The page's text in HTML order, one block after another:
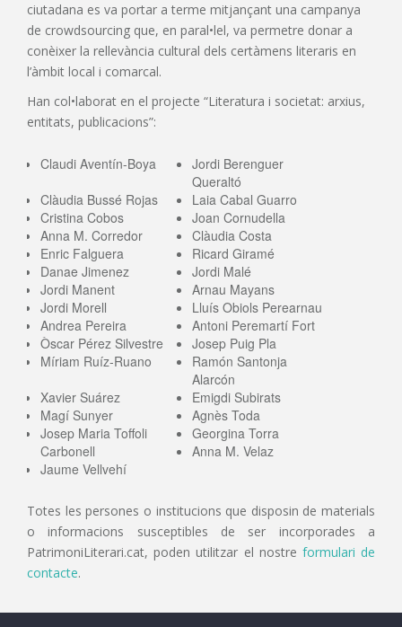
ciutadana es va portar a terme mitjançant una campanya
de crowdsourcing que, en paral•lel, va permetre donar a
conèixer la rellevància cultural dels certàmens literaris en
l’àmbit local i comarcal.
Han col•laborat en el projecte “Literatura i societat: arxius,
entitats, publicacions”:
Claudi Aventín-Boya
Jordi Berenguer
Queraltó
Clàudia Bussé Rojas
Laia Cabal Guarro
Cristina Cobos
Joan Cornudella
Anna M. Corredor
Clàudia Costa
Enric Falguera
Ricard Giramé
Danae Jimenez
Jordi Malé
Jordi Manent
Arnau Mayans
Jordi Morell
Lluís Obiols Perearnau
Andrea Pereira
Antoni Peremartí Fort
Òscar Pérez Silvestre
Josep Puig Pla
Míriam Ruíz-Ruano
Ramón Santonja
Alarcón
Xavier Suárez
Emigdi Subirats
Magí Sunyer
Agnès Toda
Josep Maria Toffoli
Carbonell
Georgina Torra
Anna M. Velaz
Jaume Vellvehí
Totes les persones o institucions que disposin de materials
o informacions susceptibles de ser incorporades a
PatrimoniLiterari.cat, poden utilitzar el nostre formulari de
contacte.